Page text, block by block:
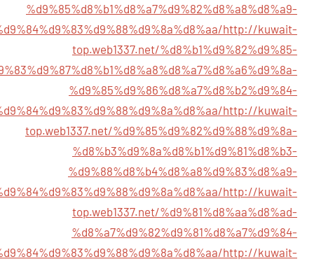
%d9%85%d8%b1%d8%a7%d9%82%d8%a8%d8%a9-
http://kuwait-
top.web1337.net/%d8%b1%d9%82%d9%85-
%d9%85%d9%86%d8%a7%d8%b2%d9%84-
http://kuwait-
top.web1337.net/%d9%85%d9%82%d9%88%d9%8a-
%d8%b3%d9%8a%d8%b1%d9%81%d8%b3-
%d9%88%d8%b4%d8%a8%d9%83%d8%a9-
http://kuwait-
top.web1337.net/%d9%81%d8%aa%d8%ad-
%d8%a7%d9%82%d9%81%d8%a7%d9%84-
http://kuwait-